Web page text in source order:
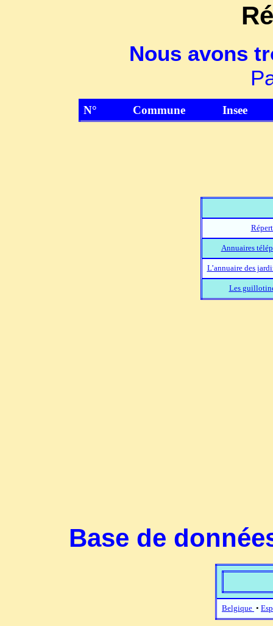
Nous avons
N° Commune Insee
Annuaires
L’annuaire des
Les
Base de
Belgique •